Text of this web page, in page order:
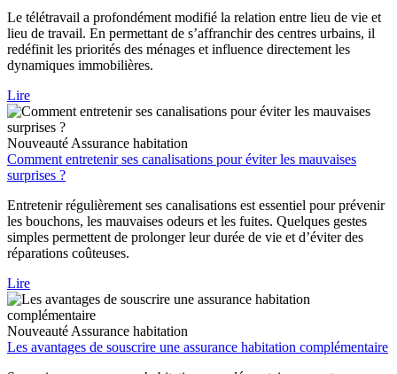
Le télétravail a profondément modifié la relation entre lieu de vie et
lieu de travail. En permettant de s’affranchir des centres urbains, il
redéfinit les priorités des ménages et influence directement les
dynamiques immobilières.
Lire
Nouveauté Assurance habitation
Comment entretenir ses canalisations pour éviter les mauvaises
surprises ?
Entretenir régulièrement ses canalisations est essentiel pour prévenir
les bouchons, les mauvaises odeurs et les fuites. Quelques gestes
simples permettent de prolonger leur durée de vie et d’éviter des
réparations coûteuses.
Lire
Nouveauté Assurance habitation
Les avantages de souscrire une assurance habitation complémentaire